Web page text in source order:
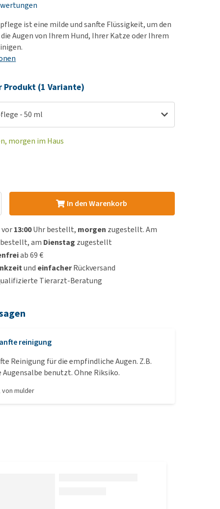
, Nieren- und
Fellprobleme und
bekomme ich meinen
ansehen
ist eine milde und sanfte Flüssigkeit, um den
Augen von Ihrem Hund, Ihrer Katze oder Ihrem
Produkt (1 Variante)
- 50 ml
morgen im Haus
In den Warenkorb
vor13:00Uhr bestellt, morgen zugestellt. Am
bestellt, am Dienstag zugestellt
ab 69 €
und einfacherRückversand
Tierarzt-Beratung
reinigung
Reinigung für die empfindliche Augen. Z.B.
Augensalbe benutzt. Ohne Riksiko.
vonmulder